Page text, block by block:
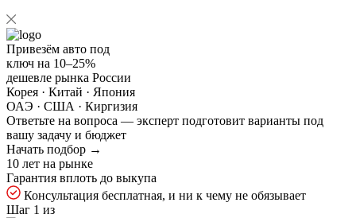
Привезём авто под
ключ на 10–25%
дешевле рынка России
Корея · Китай · Япония
ОАЭ · США · Киргизия
Ответьте на вопроса — эксперт подготовит варианты под
вашу задачу и бюджет
Начать подбор →
10 лет на рынке
Гарантия вплоть до выкупа
Консультация бесплатная, и ни к чему не обязывает
Шаг 1 из